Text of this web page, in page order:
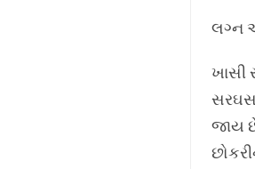
લગ્ન
ખાસી
જાય